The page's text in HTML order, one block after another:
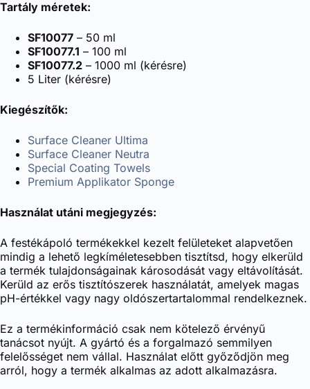
Tartály méretek:
SF10077 – 50 ml
SF10077.1 – 100 ml
SF10077.2 – 1000 ml (kérésre)
5 Liter (kérésre)
Kiegészítők:
Surface Cleaner Ultima
Surface Cleaner Neutra
Special Coating Towels
Premium Applikator Sponge
Használat utáni megjegyzés:
A festékápoló termékekkel kezelt felületeket alapvetően
mindig a lehető legkíméletesebben tisztítsd, hogy elkerüld
a termék tulajdonságainak károsodását vagy eltávolítását.
Kerüld az erős tisztítószerek használatát, amelyek magas
pH-értékkel vagy nagy oldószertartalommal rendelkeznek.
Ez a termékinformáció csak nem kötelező érvényű
tanácsot nyújt. A gyártó és a forgalmazó semmilyen
felelősséget nem vállal. Használat előtt győződjön meg
arról, hogy a termék alkalmas az adott alkalmazásra.